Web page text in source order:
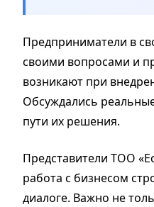
Предприниматели в
своими вопросами и
возникают при
Обсуждались
пути их решения.
Представители ТОО
работа с бизнесом
диалоге. Важно не